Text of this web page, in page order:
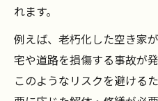
もし空き家を放置し
空き家放置による
性
れます。
例えば、老朽化した空き家
宅や道路を損傷する事故が
このようなリスクを避ける